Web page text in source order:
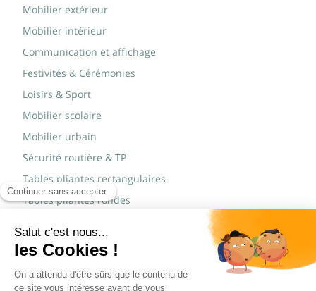
Mobilier extérieur
Mobilier intérieur
Communication et affichage
Festivités & Cérémonies
Loisirs & Sport
Mobilier scolaire
Mobilier urbain
Sécurité routière & TP
Tables pliantes rectangulaires
Tables pliantes rondes
Marques
JAD Groupe